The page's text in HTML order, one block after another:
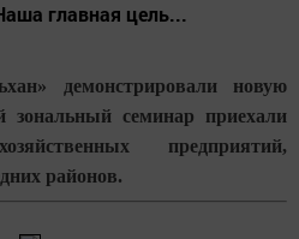
главная цель...
демонстрировали новую
зональный семинар приехали
предприятий,
районов.